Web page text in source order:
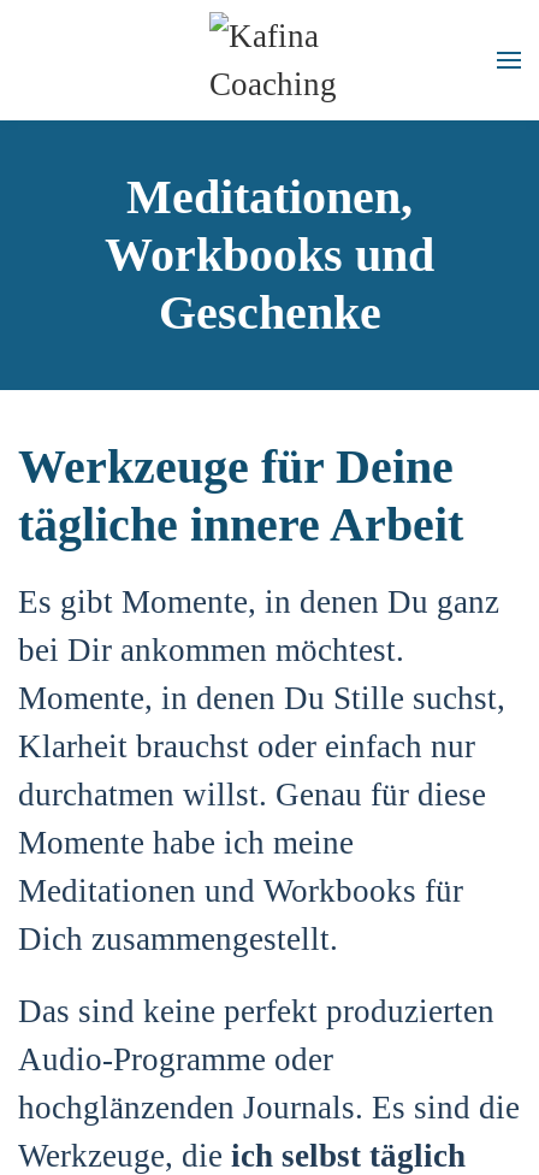
Meditationen,
Workbooks und
Geschenke
Werkzeuge für Deine
tägliche innere Arbeit
Es gibt Momente, in denen Du ganz
bei Dir ankommen möchtest.
Momente, in denen Du Stille suchst,
Klarheit brauchst oder einfach nur
durchatmen willst. Genau für diese
Momente habe ich meine
Meditationen und Workbooks für
Dich zusammengestellt.
Das sind keine perfekt produzierten
Audio-Programme oder
hochglänzenden Journals. Es sind die
Werkzeuge, die ich selbst täglich